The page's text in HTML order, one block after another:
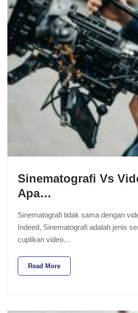
Sinematografi Vs
Apa…
Sinematografi tidak sama dengan
Indeed, Sinematografi adalah jenis
cuplikan video…
Read More